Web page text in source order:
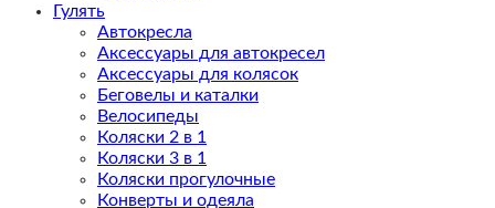
Гулять
Автокресла
Аксессуары для автокресел
Аксессуары для колясок
Беговелы и каталки
Велосипеды
Коляски 2 в 1
Коляски 3 в 1
Коляски прогулочные
Конверты и одеяла